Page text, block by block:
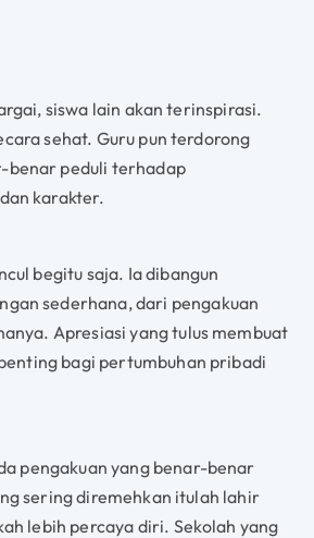
siswa lain akan terinspirasi.
sehat. Guru pun terdorong
benar peduli terhadap
karakter.
begitu saja. Ia dibangun
sederhana, dari pengakuan
Apresiasi yang tulus membuat
bagi pertumbuhan pribadi
pengakuan yang benar-benar
sering diremehkan itulah lahir
lebih percaya diri. Sekolah yang